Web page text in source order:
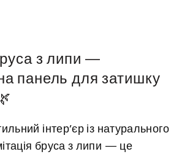
з липи —
панель для затишку
інтер’єр із натурального
бруса з липи — це